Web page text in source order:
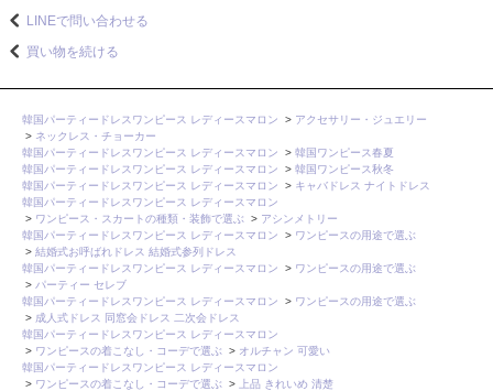
LINEで問い合わせる
買い物を続ける
韓国パーティードレスワンピース レディースマロン > アクセサリー・ジュエリー
> ネックレス・チョーカー
韓国パーティードレスワンピース レディースマロン
> 韓国ワンピース春夏
韓国パーティードレスワンピース レディースマロン
> 韓国ワンピース秋冬
韓国パーティードレスワンピース レディースマロン
> キャバドレス ナイトドレス
韓国パーティードレスワンピース レディースマロン
> ワンピース・スカートの種類・装飾で選ぶ > アシンメトリー
韓国パーティードレスワンピース レディースマロン
> ワンピースの用途で選ぶ
> 結婚式お呼ばれドレス 結婚式参列ドレス
韓国パーティードレスワンピース レディースマロン
> ワンピースの用途で選ぶ
> パーティー セレブ
韓国パーティードレスワンピース レディースマロン
> ワンピースの用途で選ぶ
> 成人式ドレス 同窓会ドレス 二次会ドレス
韓国パーティードレスワンピース レディースマロン
> ワンピースの着こなし・コーデで選ぶ > オルチャン 可愛い
韓国パーティードレスワンピース レディースマロン
> ワンピースの着こなし・コーデで選ぶ > 上品 きれいめ 清楚